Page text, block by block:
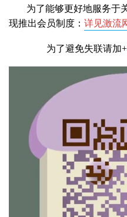
为了能够更好地服务于
现推出会员制度： 详见激流
为了避免失联请加+